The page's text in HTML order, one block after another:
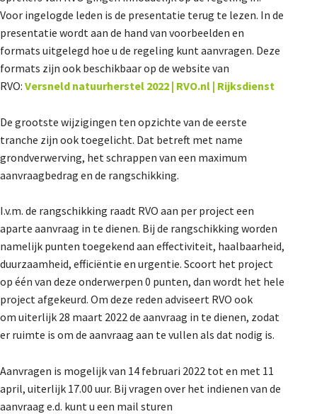
Voor ingelogde leden is de presentatie terug te lezen. In de
presentatie wordt aan de hand van voorbeelden en
formats uitgelegd hoe u de regeling kunt aanvragen. Deze
formats zijn ook beschikbaar op de website van
RVO: Versneld natuurherstel 2022 | RVO.nl | Rijksdienst
De grootste wijzigingen ten opzichte van de eerste
tranche zijn ook toegelicht. Dat betreft met name
grondverwerving, het schrappen van een maximum
aanvraagbedrag en de rangschikking.
I.v.m. de rangschikking raadt RVO aan per project een
aparte aanvraag in te dienen. Bij de rangschikking worden
namelijk punten toegekend aan effectiviteit, haalbaarheid,
duurzaamheid, efficiëntie en urgentie. Scoort het project
op één van deze onderwerpen 0 punten, dan wordt het hele
project afgekeurd. Om deze reden adviseert RVO ook
om uiterlijk 28 maart 2022de aanvraag in te dienen, zodat
er ruimte is om de aanvraag aan te vullen als dat nodig is.
Aanvragen is mogelijk van 14 februari 2022 tot en met 11
april, uiterlijk 17.00 uur. Bij vragen over het indienen van de
aanvraag e.d. kunt u een mail sturen